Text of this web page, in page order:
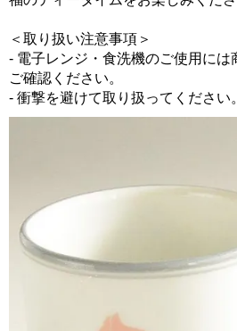
＜取り扱い注意事項＞
- 電子レンジ・食洗機のご使用に
ご確認ください。
- 衝撃を避けて取り扱ってください。